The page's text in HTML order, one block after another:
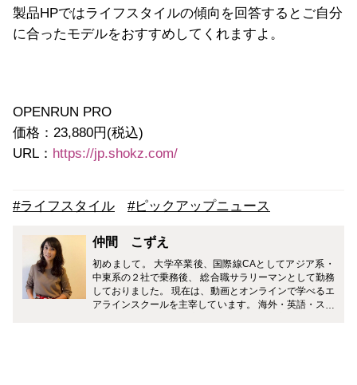
製品 HPではライフスタイルの傾向を回答するとご自分
に合ったモデルをおすすめしてくれますよ。
OPENRUN PRO
価格：23,880円(税込)
URL： https://jp.shokz.com/
#ライフスタイル #ピックアップニュース
仲間 こずえ
初めまして。 大学卒業後、国際線CAとしてアジア系・
中東系の２社で乗務後、 総合職サラリーマンとして勤務
しておりました。 現在は、動画とオンラインで学べるエ
アラインスクールを主宰しています。 海外・英語・スポ